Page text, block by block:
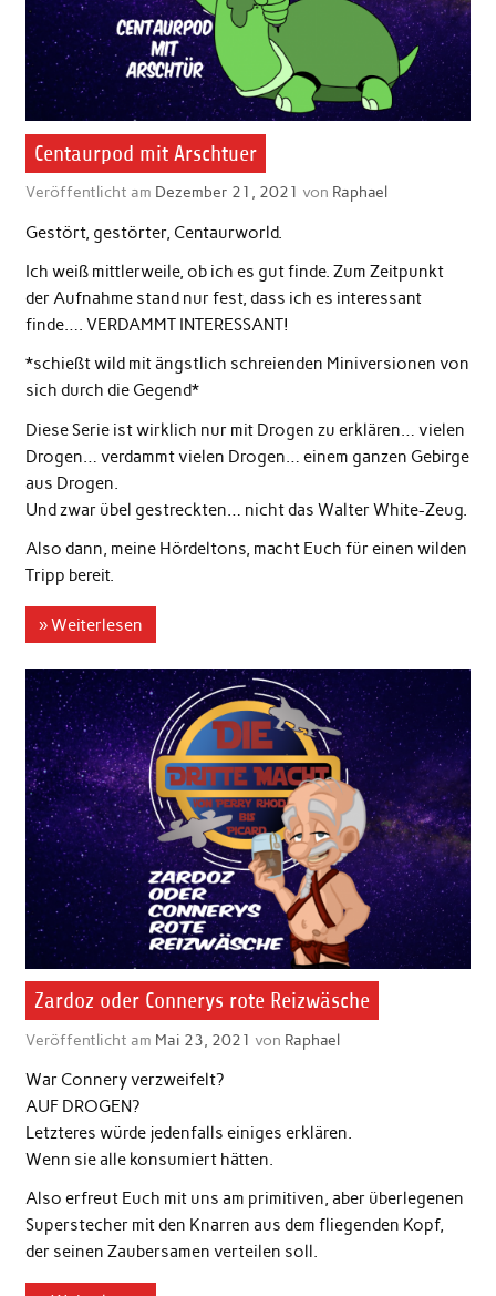
Centaurpod mit Arschtuer
Veröffentlicht am Dezember 21, 2021 von Raphael
Gestört, gestörter, Centaurworld.
Ich weiß mittlerweile, ob ich es gut finde. Zum Zeitpunkt
der Aufnahme stand nur fest, dass ich es interessant
finde…. VERDAMMT INTERESSANT!
*schießt wild mit ängstlich schreienden Miniversionen von
sich durch die Gegend*
Diese Serie ist wirklich nur mit Drogen zu erklären… vielen
Drogen… verdammt vielen Drogen… einem ganzen Gebirge
aus Drogen.
Und zwar übel gestreckten… nicht das Walter White-Zeug.
Also dann, meine Hördeltons, macht Euch für einen wilden
Tripp bereit.
» Weiterlesen
Zardoz oder Connerys rote Reizwäsche
Veröffentlicht am Mai 23, 2021 von Raphael
War Connery verzweifelt?
AUF DROGEN?
Letzteres würde jedenfalls einiges erklären.
Wenn sie alle konsumiert hätten.
Also erfreut Euch mit uns am primitiven, aber überlegenen
Superstecher mit den Knarren aus dem fliegenden Kopf,
der seinen Zaubersamen verteilen soll.